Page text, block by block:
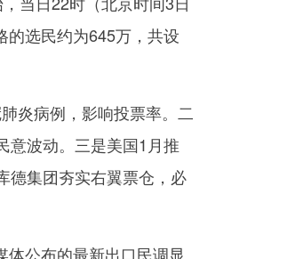
的选民约为645万，共设
炎病例，影响投票率。二
意波动。三是美国1月推
德集团夯实右翼票仓，必
公布的最新出口民调显